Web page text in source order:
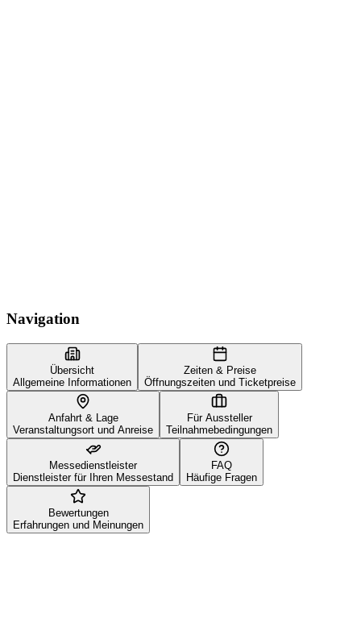
Navigation
Übersicht
Allgemeine Informationen
Zeiten & Preise
Öffnungszeiten und Ticketpreise
Anfahrt & Lage
Veranstaltungsort und Anreise
Für Aussteller
Teilnahmebedingungen
Messedienstleister
Dienstleister für Ihren Messestand
FAQ
Häufige Fragen
Bewertungen
Erfahrungen und Meinungen